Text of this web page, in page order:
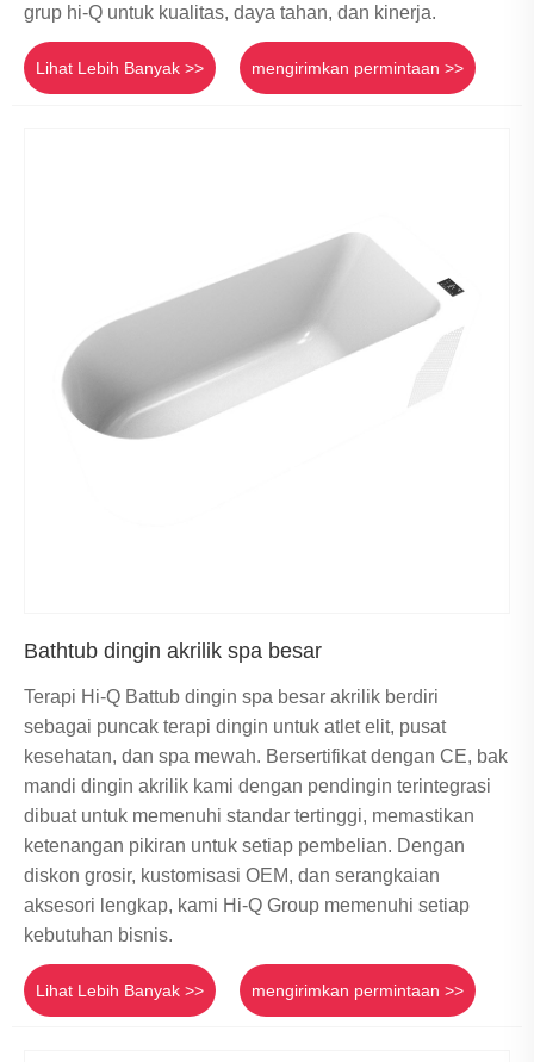
grup hi-Q untuk kualitas, daya tahan, dan kinerja.
Lihat Lebih Banyak >> mengirimkan permintaan >>
Bathtub dingin akrilik spa besar
Terapi Hi-Q Battub dingin spa besar akrilik berdiri
sebagai puncak terapi dingin untuk atlet elit, pusat
kesehatan, dan spa mewah. Bersertifikat dengan CE, bak
mandi dingin akrilik kami dengan pendingin terintegrasi
dibuat untuk memenuhi standar tertinggi, memastikan
ketenangan pikiran untuk setiap pembelian. Dengan
diskon grosir, kustomisasi OEM, dan serangkaian
aksesori lengkap, kami Hi-Q Group memenuhi setiap
kebutuhan bisnis.
Lihat Lebih Banyak >> mengirimkan permintaan >>